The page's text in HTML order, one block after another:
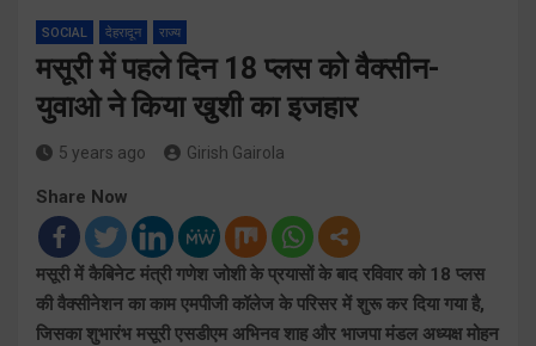
SOCIAL देहरादून राज्य
मसूरी में पहले दिन 18 प्लस को वैक्सीन-
युवाओ ने किया खुशी का इजहार
5 years ago Girish Gairola
Share Now
मसूरी में कैबिनेट मंत्री गणेश जोशी के प्रयासों के बाद रविवार को 18 प्लस
की वैक्सीनेशन का काम एमपीजी कॉलेज के परिसर में शुरू कर दिया गया है,
जिसका शुभारंभ मसूरी एसडीएम अभिनव शाह और भाजपा मंडल अध्यक्ष मोहन